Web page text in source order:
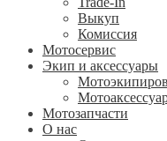
Выкуп
Комиссия
Мотосервис
Экип и аксессуары
Мотозапчасти
О нас